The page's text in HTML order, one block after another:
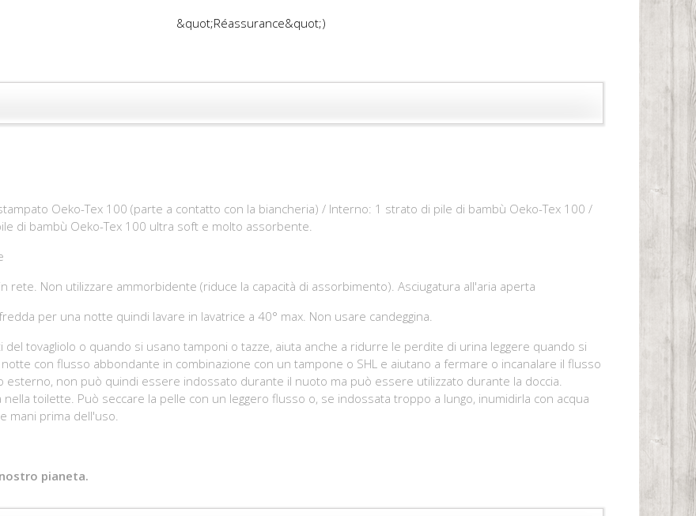
&quot;Réassurance&quot;)
Oeko-Tex 100 (parte a contatto con la biancheria) / Interno: 1 strato di pile di bambù Oeko-Tex 100 /
di bambù Oeko-Tex 100 ultra soft e molto assorbente.
rete. Non utilizzare ammorbidente (riduce la capacità di assorbimento). Asciugatura all'aria aperta
per una notte quindi lavare in lavatrice a 40° max. Non usare candeggina.
tovagliolo o quando si usano tamponi o tazze, aiuta anche a ridurre le perdite di urina leggere quando si
con flusso abbondante in combinazione con un tampone o SHL e aiutano a fermare o incanalare il flusso
non può quindi essere indossato durante il nuoto ma può essere utilizzato durante la doccia.
toilette. Può seccare la pelle con un leggero flusso o, se indossata troppo a lungo, inumidirla con acqua
mani prima dell'uso.
pianeta.